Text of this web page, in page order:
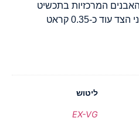
המרכזיות בתכשיט
שוקלות 1.48 קראט ביחד. אבני הצד עוד כ-0.35 קראט
ליטוש
EX-VG